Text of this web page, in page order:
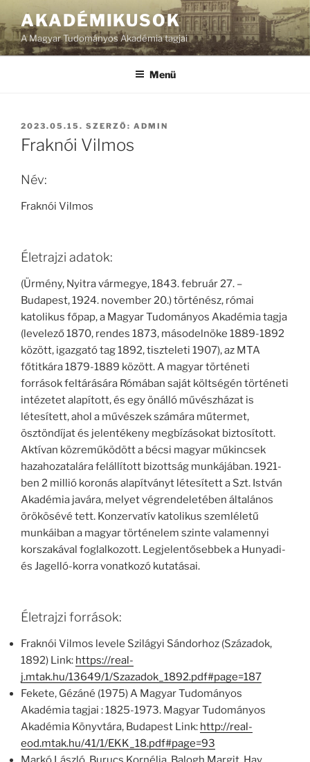
AKADÉMIKUSOK
A Magyar Tudományos Akadémia tagjai
Menü
BEKÜLDVE:
2023.05.15. SZERZŐ: ADMIN
Fraknói Vilmos
Név:
Fraknói Vilmos
Életrajzi adatok:
(Ürmény, Nyitra vármegye, 1843. február 27. –
Budapest, 1924. november 20.) történész, római
katolikus főpap, a Magyar Tudományos Akadémia tagja
(levelező 1870, rendes 1873, másodelnöke 1889-1892
között, igazgató tag 1892, tiszteleti 1907), az MTA
főtitkára 1879-1889 között. A magyar történeti
források feltárására Rómában saját költségén történeti
intézetet alapított, és egy önálló művészházat is
létesített, ahol a művészek számára műtermet,
ösztöndíjat és jelentékeny megbízásokat biztosított.
Aktívan közreműködött a bécsi magyar műkincsek
hazahozatalára felállított bizottság munkájában. 1921-
ben 2 millió koronás alapítványt létesített a Szt. István
Akadémia javára, melyet végrendeletében általános
örökösévé tett. Konzervatív katolikus szemléletű
munkáiban a magyar történelem szinte valamennyi
korszakával foglalkozott. Legjelentősebbek a Hunyadi-
és Jagelló-korra vonatkozó kutatásai.
Életrajzi források:
Fraknói Vilmos levele Szilágyi Sándorhoz (Századok,
1892) Link: https://real-
j.mtak.hu/13649/1/Szazadok_1892.pdf#page=187
Fekete, Gézáné (1975) A Magyar Tudományos
Akadémia tagjai : 1825-1973. Magyar Tudományos
Akadémia Könyvtára, Budapest Link: http://real-
eod.mtak.hu/41/1/EKK_18.pdf#page=93